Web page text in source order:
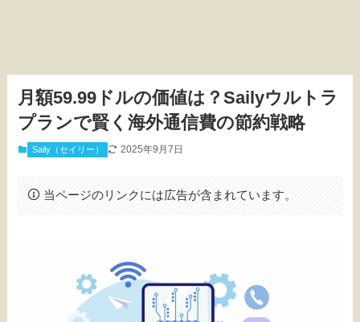
月額59.99ドルの価値は？Sailyウルトラ
プランで賢く海外通信費の節約戦略
Saily（セイリー） 2025年9月7日
当ページのリンクには広告が含まれています。